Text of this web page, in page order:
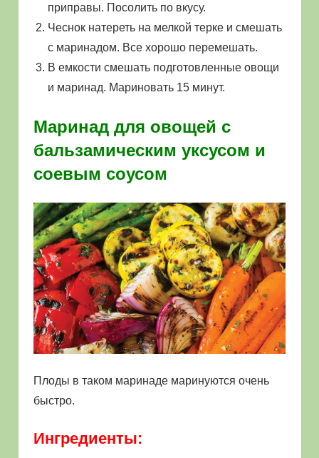
приправы. Посолить по вкусу.
Чеснок натереть на мелкой терке и смешать
с маринадом. Все хорошо перемешать.
В емкости смешать подготовленные овощи
и маринад. Мариновать 15 минут.
Маринад для овощей с
бальзамическим уксусом и
соевым соусом
Плоды в таком маринаде маринуются очень
быстро.
Ингредиенты: